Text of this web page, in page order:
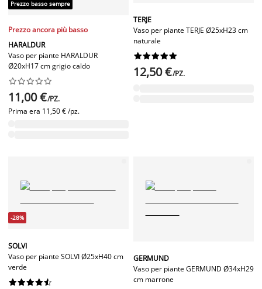
Prezzo basso sempre
Prezzo ancora più basso
HARALDUR
Vaso per piante HARALDUR
Ø20xH17 cm grigio caldo






11,00 €/PZ.
Prima era 11,50 € /pz.
TERJE
Vaso per piante TERJE Ø25xH23 cm
naturale






12,50 €/PZ.
-28%
SOLVI
Vaso per piante SOLVI Ø25xH40 cm
verde






GERMUND
Vaso per piante GERMUND Ø34xH29
cm marrone